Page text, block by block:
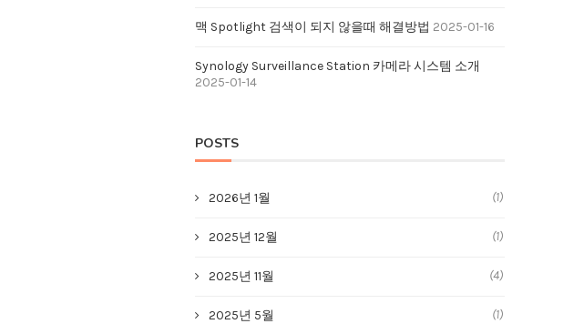
맥 Spotlight 검색이 되지 않을때 해결방법 2025-01-16
Synology Surveillance Station 카메라 시스템 소개
2025-01-14
POSTS
2026년 1월 (1)
2025년 12월 (1)
2025년 11월 (4)
2025년 5월 (1)